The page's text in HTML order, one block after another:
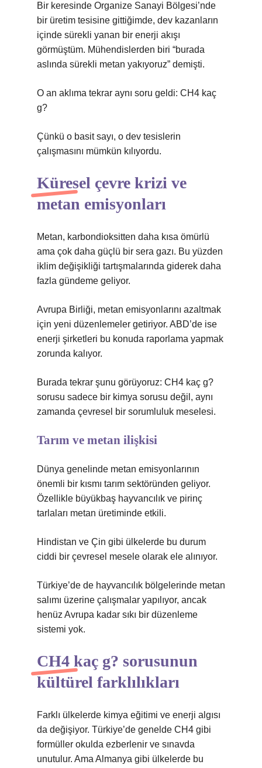
Bir keresinde Organize Sanayi Bölgesi’nde
bir üretim tesisine gittiğimde, dev kazanların
içinde sürekli yanan bir enerji akışı
görmüştüm. Mühendislerden biri “burada
aslında sürekli metan yakıyoruz” demişti.
O an aklıma tekrar aynı soru geldi: CH4 kaç
g?
Çünkü o basit sayı, o dev tesislerin
çalışmasını mümkün kılıyordu.
Küresel çevre krizi ve
metan emisyonları
Metan, karbondioksitten daha kısa ömürlü
ama çok daha güçlü bir sera gazı. Bu yüzden
iklim değişikliği tartışmalarında giderek daha
fazla gündeme geliyor.
Avrupa Birliği, metan emisyonlarını azaltmak
için yeni düzenlemeler getiriyor. ABD’de ise
enerji şirketleri bu konuda raporlama yapmak
zorunda kalıyor.
Burada tekrar şunu görüyoruz: CH4 kaç g?
sorusu sadece bir kimya sorusu değil, aynı
zamanda çevresel bir sorumluluk meselesi.
Tarım ve metan ilişkisi
Dünya genelinde metan emisyonlarının
önemli bir kısmı tarım sektöründen geliyor.
Özellikle büyükbaş hayvancılık ve pirinç
tarlaları metan üretiminde etkili.
Hindistan ve Çin gibi ülkelerde bu durum
ciddi bir çevresel mesele olarak ele alınıyor.
Türkiye’de de hayvancılık bölgelerinde metan
salımı üzerine çalışmalar yapılıyor, ancak
henüz Avrupa kadar sıkı bir düzenleme
sistemi yok.
CH4 kaç g? sorusunun
kültürel farklılıkları
Farklı ülkelerde kimya eğitimi ve enerji algısı
da değişiyor. Türkiye’de genelde CH4 gibi
formüller okulda ezberlenir ve sınavda
unutulur. Ama Almanya gibi ülkelerde bu